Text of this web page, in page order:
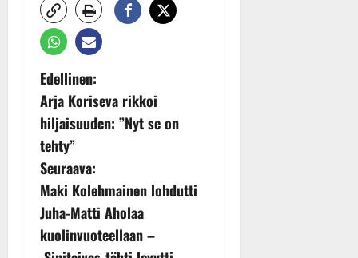
P
o
s
t
n
a
Edellinen:
Arja Koriseva rikkoi
hiljaisuuden: ”Nyt se on
tehty”
Seuraava:
Maki Kolehmainen lohdutti
Juha-Matti Aholaa
kuolinvuoteellaan –